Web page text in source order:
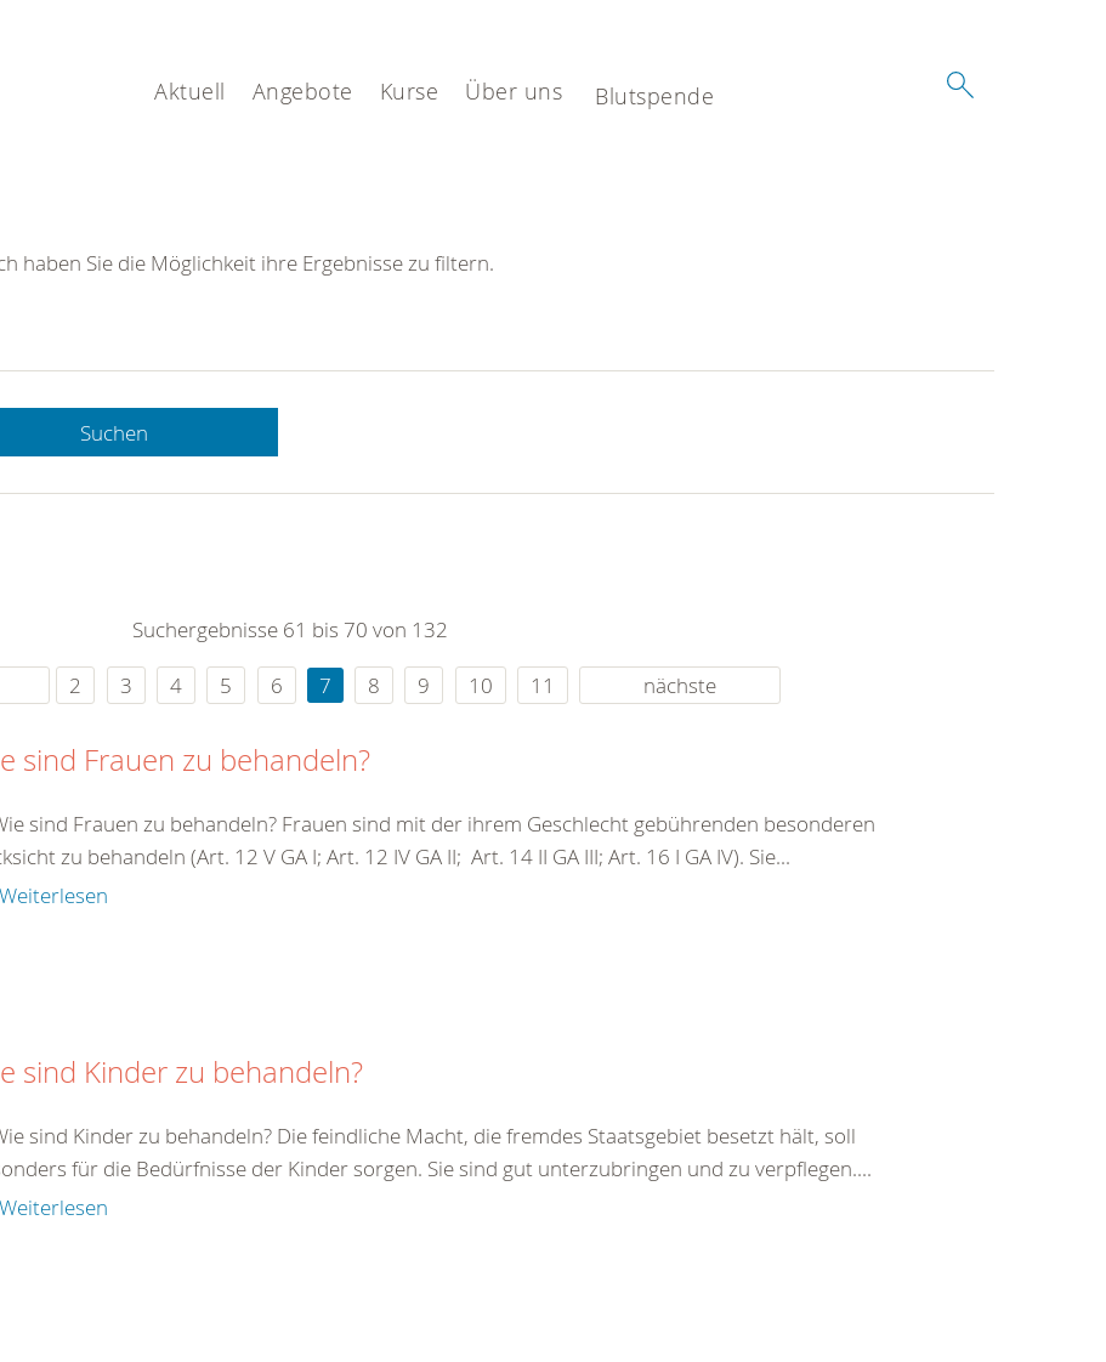
Aktuell Angebote Kurse Über uns Blutspende
die Uhr
haben Sie die Möglichkeit ihre Ergebnisse zu filtern.
Suchen
Suchergebnisse 61 bis 70 von 132
2 3 4 5 6 7 8 9 10 11 nächste
sind Frauen zu behandeln?
sind Frauen zu behandeln? Frauen sind mit der ihrem Geschlecht gebührenden besonderen
zu behandeln (Art. 12 V GA I; Art. 12 IV GA II; Art. 14 II GA III; Art. 16 I GA IV). Sie...
Weiterlesen
sind Kinder zu behandeln?
sind Kinder zu behandeln? Die feindliche Macht, die fremdes Staatsgebiet besetzt hält, soll
für die Bedürfnisse der Kinder sorgen. Sie sind gut unterzubringen und zu verpflegen....
Weiterlesen